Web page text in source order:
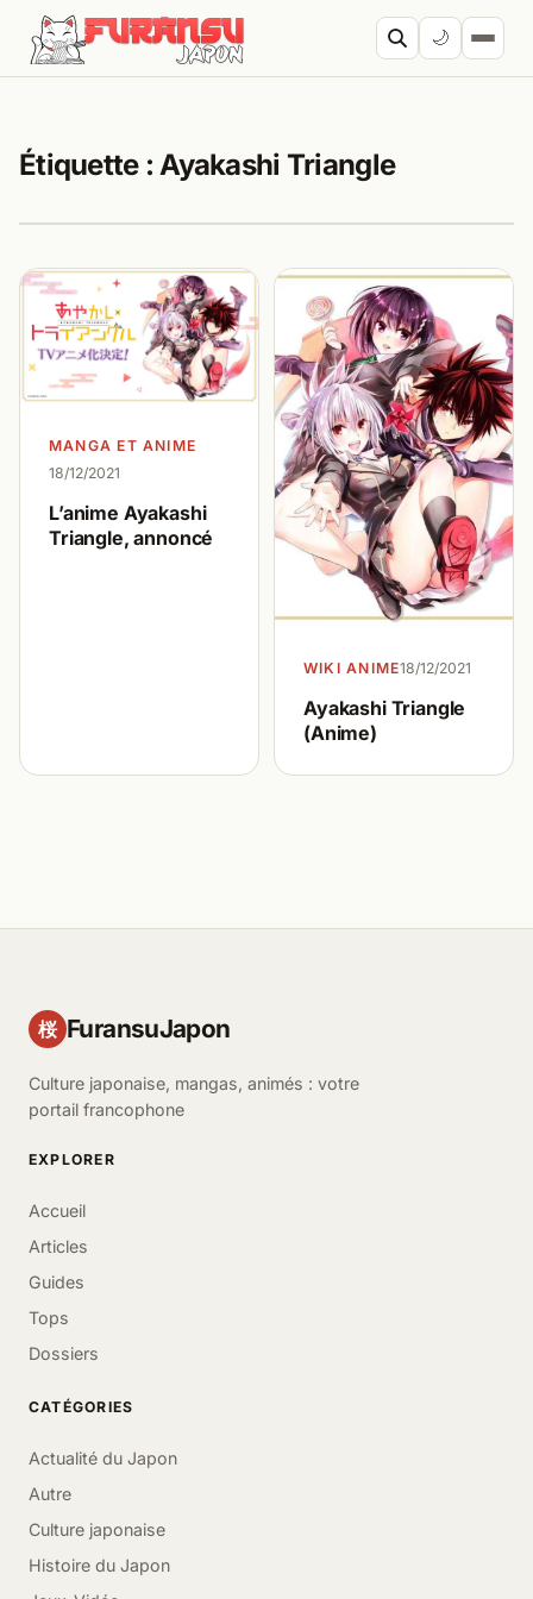
Aller au contenu
🌙
Étiquette :Ayakashi Triangle
MANGA ET ANIME
18/12/2021
L’anime Ayakashi
Triangle, annoncé
WIKI ANIME18/12/2021
Ayakashi Triangle
(Anime)
桜 FuransuJapon
Culture japonaise, mangas, animés : votre
portail francophone
EXPLORER
Accueil
Articles
Guides
Tops
Dossiers
CATÉGORIES
Actualité du Japon
Autre
Culture japonaise
Histoire du Japon